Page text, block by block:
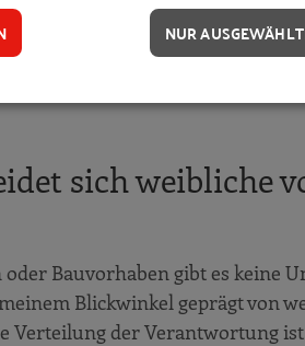
Nachfolge zunehmend
Qualität. Diese Rolle
Projekte in
sich weibliche
Bauvorhaben gibt es keine
Blickwinkel geprägt von
Verteilung der Verantwortung
NUR